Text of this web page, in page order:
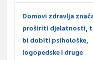
Domovi zdravlja
proširiti djelatnosti,
bi dobiti psihološke,
logopedske i druge